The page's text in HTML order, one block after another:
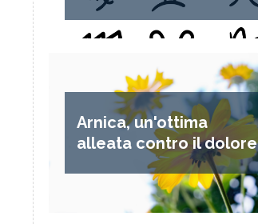
Arnica, un'ottima
alleata contro il dolore